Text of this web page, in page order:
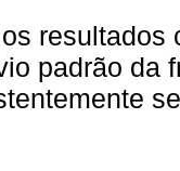
padrão da